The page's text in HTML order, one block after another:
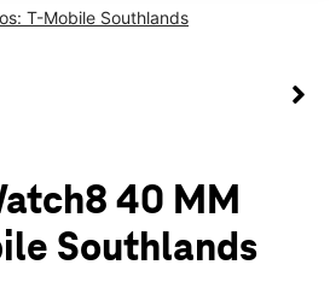
Ste HV-8-F Aurora, CO 80016
T-Mobile Southlands
large product image at a time. Use
40 MM
Southlands